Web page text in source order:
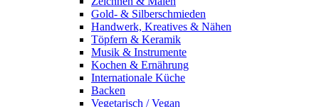
Gold- & Silberschmieden
Handwerk, Kreatives & Nähen
Töpfern & Keramik
Musik & Instrumente
Kochen & Ernährung
Internationale Küche
Backen
Vegetarisch / Vegan